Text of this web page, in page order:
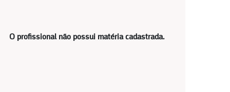
O profissional não possui matéria cadastrada.